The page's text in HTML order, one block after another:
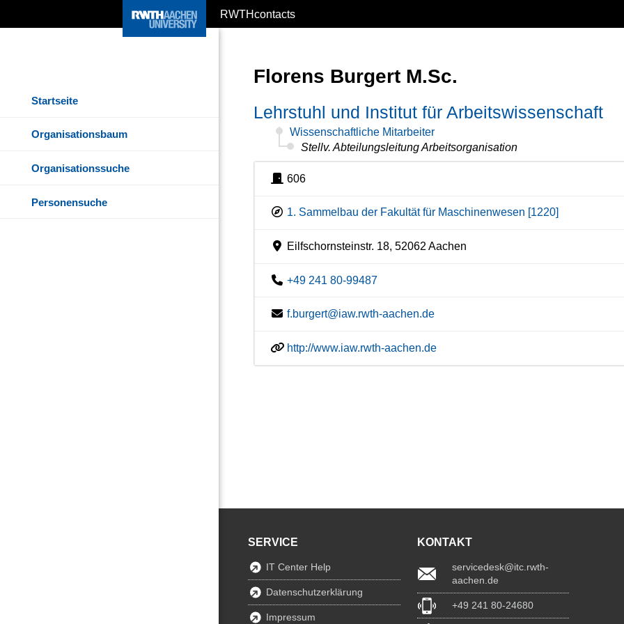
RWTHcontacts
Startseite
Organisationsbaum
Organisationssuche
Personensuche
Florens Burgert M.Sc.
Lehrstuhl und Institut für Arbeitswissenschaft
Wissenschaftliche Mitarbeiter
Stellv. Abteilungsleitung Arbeitsorganisation
606
1. Sammelbau der Fakultät für Maschinenwesen [1220]
Eilfschornsteinstr. 18, 52062 Aachen
+49 241 80-99487
f.burgert@iaw.rwth-aachen.de
http://www.iaw.rwth-aachen.de
SERVICE
IT Center Help
Datenschutzerklärung
Impressum
KONTAKT
servicedesk@itc.rwth-
aachen.de
+49 241 80-24680